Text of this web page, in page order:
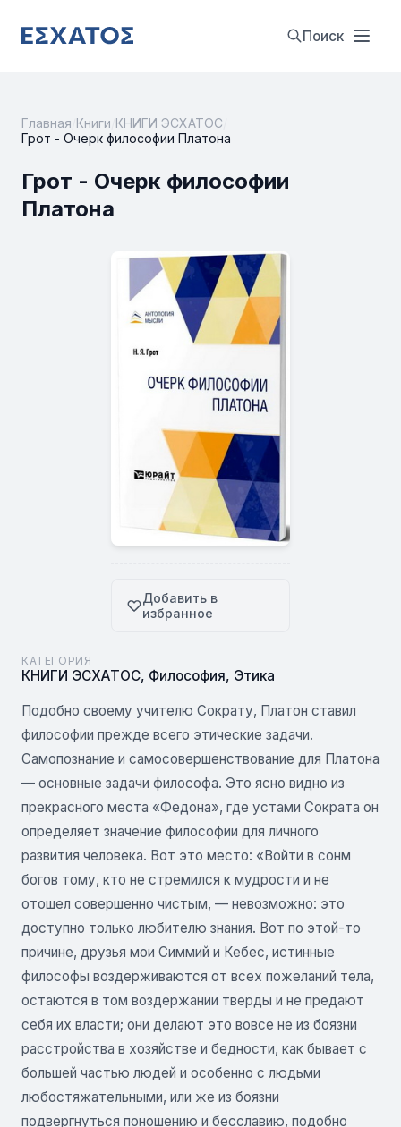
Поиск
Главная Книги КНИГИ ЭСХАТОС
Грот - Очерк философии Платона
Грот - Очерк философии
Платона
Добавить в
избранное
КАТЕГОРИЯ
КНИГИ ЭСХАТОС, Философия, Этика
Подобно своему учителю Сократу, Платон ставил
философии прежде всего этические задачи.
Самопознание и самосовершенствование для Платона
— основные задачи философа. Это ясно видно из
прекрасного места «Федона», где устами Сократа он
определяет значение философии для личного
развития человека. Вот это место: «Войти в сонм
богов тому, кто не стремился к мудрости и не
отошел совершенно чистым, — невозможно: это
доступно только любителю знания. Вот по этой-то
причине, друзья мои Симмий и Кебес, истинные
философы воздерживаются от всех пожеланий тела,
остаются в том воздержании тверды и не предают
себя их власти; они делают это вовсе не из боязни
расстройства в хозяйстве и бедности, как бывает с
большей частью людей и особенно с людьми
любостяжательными, или же из боязни
подвергнуться поношению и бесславию, подобно